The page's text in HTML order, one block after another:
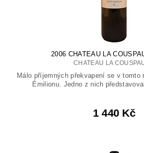
2006 CHATEAU LA
CHATEAU LA
Málo příjemných překvapení se v tomto
Émilionu. Jedno z nich
1 440 Kč